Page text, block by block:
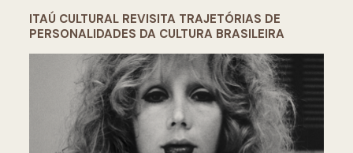
ITAÚ CULTURAL REVISITA TRAJETÓRIAS DE
PERSONALIDADES DA CULTURA BRASILEIRA